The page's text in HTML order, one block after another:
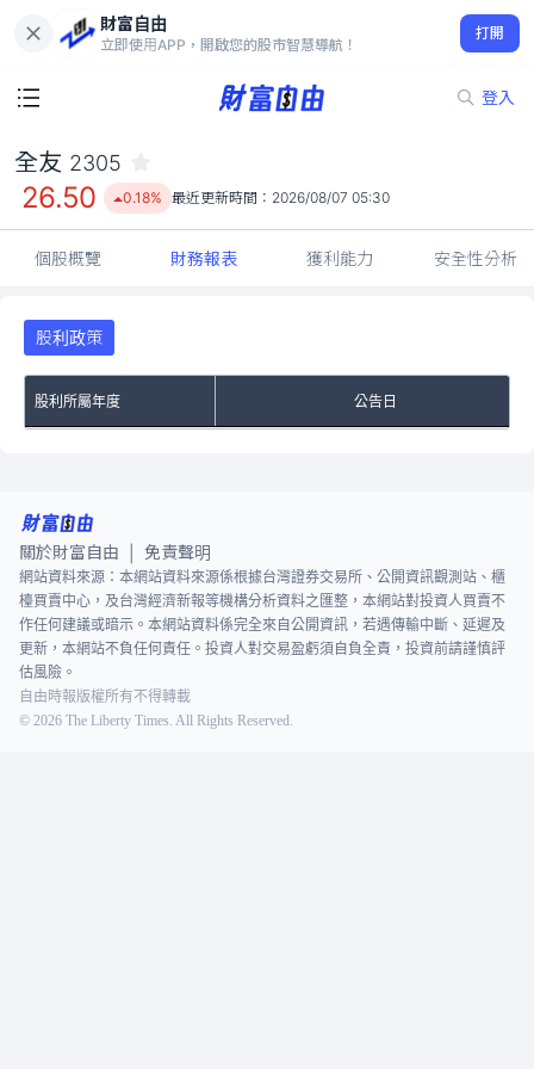
財富自由
立即使用APP，開啟您的股市智慧導航！
打開
登入
26.50
0.18%
全友 2305
26.50 0.18% 最近更新時間： 2026/08/07 05:30
個股概覽 財務報表 獲利能力 安全性分析
股利政策
股利所屬年度 公告日
關於財富自由 免責聲明
網站資料來源：本網站資料來源係根據台灣證券交易所、公開資訊觀測站、櫃
檯買賣中心，及台灣經濟新報等機構分析資料之匯整，本網站對投資人買賣不
作任何建議或暗示。本網站資料係完全來自公開資訊，若遇傳輸中斷、延遲及
更新，本網站不負任何責任。投資人對交易盈虧須自負全責，投資前請謹慎評
估風險。
自由時報版權所有不得轉載
© 2026 The Liberty Times. All Rights Reserved.